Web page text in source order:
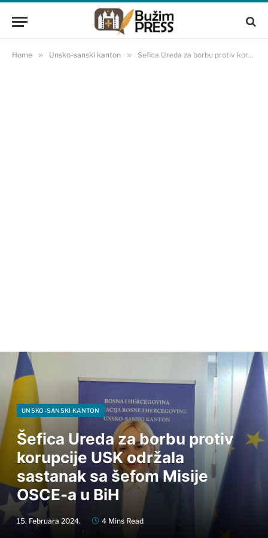
Home » Unsko-sanski kanton » Šefica Ureda za borbu protiv korupcije USK održala sastanak sa šefom Misije OSCE-a u BiH
UNSKO-SANSKI KANTON
Šefica Ureda za borbu protiv
korupcije USK održala
sastanak sa šefom Misije
OSCE-a u BiH
15. Februara 2024. 4 Mins Read